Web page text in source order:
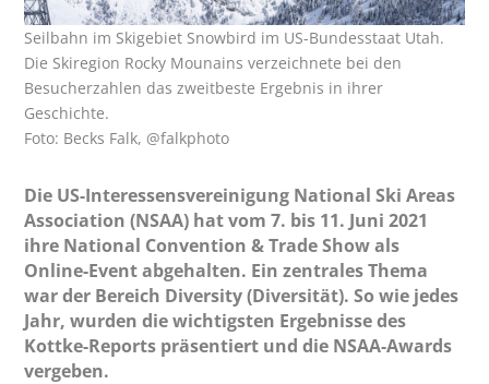
Seilbahn im Skigebiet Snowbird im US-Bundesstaat Utah.
Die Skiregion Rocky Mounains verzeichnete bei den
Besucherzahlen das zweitbeste Ergebnis in ihrer
Geschichte.
Foto: Becks Falk, @falkphoto
Die US-Interessensvereinigung National Ski Areas
Association (NSAA) hat vom 7. bis 11. Juni 2021
ihre National Convention & Trade Show als
Online-Event abgehalten. Ein zentrales Thema
war der Bereich Diversity (Diversität). So wie jedes
Jahr, wurden die wichtigsten Ergebnisse des
Kottke-Reports präsentiert und die NSAA-Awards
vergeben.